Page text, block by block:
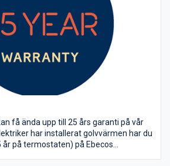
få ända upp till 25 års garanti på vår
har installerat golvvärmen har du
år på termostaten) på Ebecos